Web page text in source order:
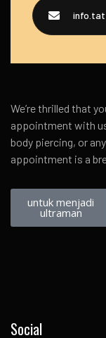
We’re thrilled that
appointment with
body piercing, or
appointment is a
untuk menjadi
ultraman
Social